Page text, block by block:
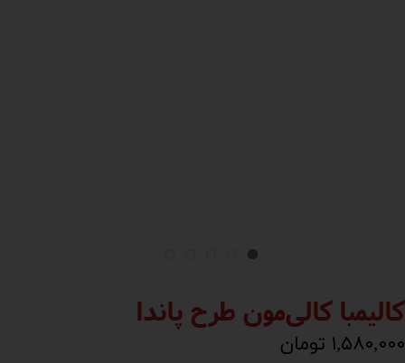
کالیمبا کالی‌مون طرح پاندا
۱,۵۸۰,۰۰۰ تومان